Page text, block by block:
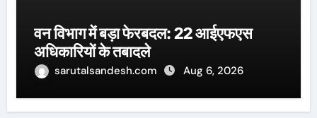
वन विभाग में बड़ा फेरबदल: 22 आईएफएस
अधिकारियों के तबादले
sarutalsandesh.com Aug 6, 2026